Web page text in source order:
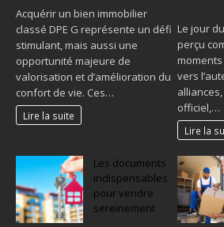
Acquérir un bien immobilier
classé DPE G représente un défi
stimulant, mais aussi une
opportunité majeure de
valorisation et d’amélioration du
confort de vie. Ces…
Lire la suite
Le jour
perçu
vers
officiel,…
Lire la
Les documents
indispensables
pour vendre
sereinement